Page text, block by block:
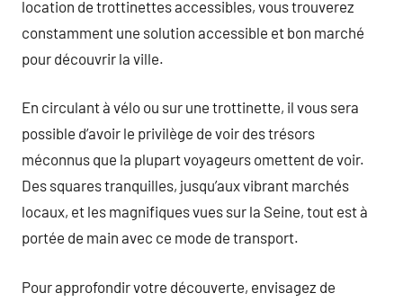
location de trottinettes accessibles, vous trouverez
constamment une solution accessible et bon marché
pour découvrir la ville.
En circulant à vélo ou sur une trottinette, il vous sera
possible d’avoir le privilège de voir des trésors
méconnus que la plupart voyageurs omettent de voir.
Des squares tranquilles, jusqu’aux vibrant marchés
locaux, et les magnifiques vues sur la Seine, tout est à
portée de main avec ce mode de transport.
Pour approfondir votre découverte, envisagez de